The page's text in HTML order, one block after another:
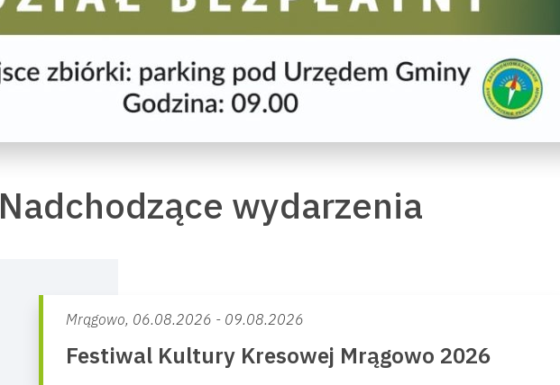
Nadchodzące wydarzenia
Mrągowo, 06.08.2026 - 09.08.2026
Festiwal Kultury Kresowej Mrągowo 2026